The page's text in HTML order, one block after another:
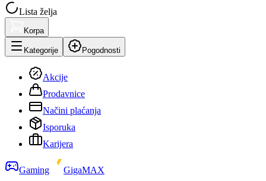
Lista želja
Korpa
Kategorije Pogodnosti
Akcije
Prodavnice
Načini plaćanja
Isporuka
Karijera
Gaming
GigaMAX